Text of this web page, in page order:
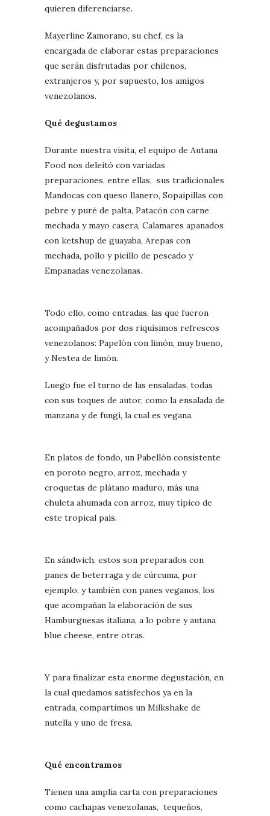
quieren diferenciarse.
Mayerline Zamorano, su chef, es la
encargada de elaborar estas preparaciones
que serán disfrutadas por chilenos,
extranjeros y, por supuesto, los amigos
venezolanos.
Qué degustamos
Durante nuestra visita, el equipo de Autana
Food nos deleitó con variadas
preparaciones, entre ellas, sus tradicionales
Mandocas con queso llanero, Sopaipillas con
pebre y puré de palta, Patacón con carne
mechada y mayo casera, Calamares apanados
con ketshup de guayaba, Arepas con
mechada, pollo y picillo de pescado y
Empanadas venezolanas.
Todo ello, como entradas, las que fueron
acompañados por dos riquísimos refrescos
venezolanos: Papelón con limón, muy bueno,
y Nestea de limón.
Luego fue el turno de las ensaladas, todas
con sus toques de autor, como la ensalada de
manzana y de fungi, la cual es vegana.
En platos de fondo, un Pabellón consistente
en poroto negro, arroz, mechada y
croquetas de plátano maduro, más una
chuleta ahumada con arroz, muy típico de
este tropical país.
En sándwich, estos son preparados con
panes de beterraga y de cúrcuma, por
ejemplo, y también con panes veganos, los
que acompañan la elaboración de sus
Hamburguesas italiana, a lo pobre y autana
blue cheese, entre otras.
Y para finalizar esta enorme degustación, en
la cual quedamos satisfechos ya en la
entrada, compartimos un Milkshake de
nutella y uno de fresa.
Qué encontramos
Tienen una amplia carta con preparaciones
como cachapas venezolanas, tequeños,